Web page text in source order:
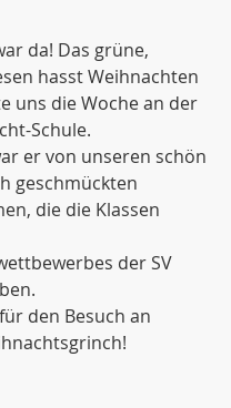
da! Das grüne,
hasst Weihnachten
uns die Woche an der
Schule.
er von unseren schön
geschmückten
die die Klassen
der SV
den Besuch an